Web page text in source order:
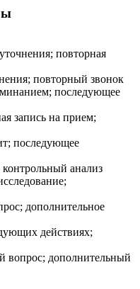
повторная
повторный звонок
последующее
запись на прием;
последующее
анализ
дополнительное
действиях;
дополнительный